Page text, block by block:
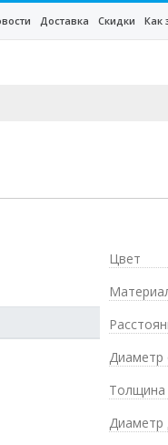
Доставка Скидки Как
Цвет
Диаметр
Толщина
Диаметр